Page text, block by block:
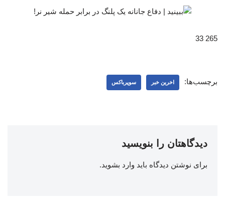
265 33
برچسب‌ها: اخرین خبر سوپرباکس
دیدگاهتان را بنویسید
برای نوشتن دیدگاه باید وارد بشوید.